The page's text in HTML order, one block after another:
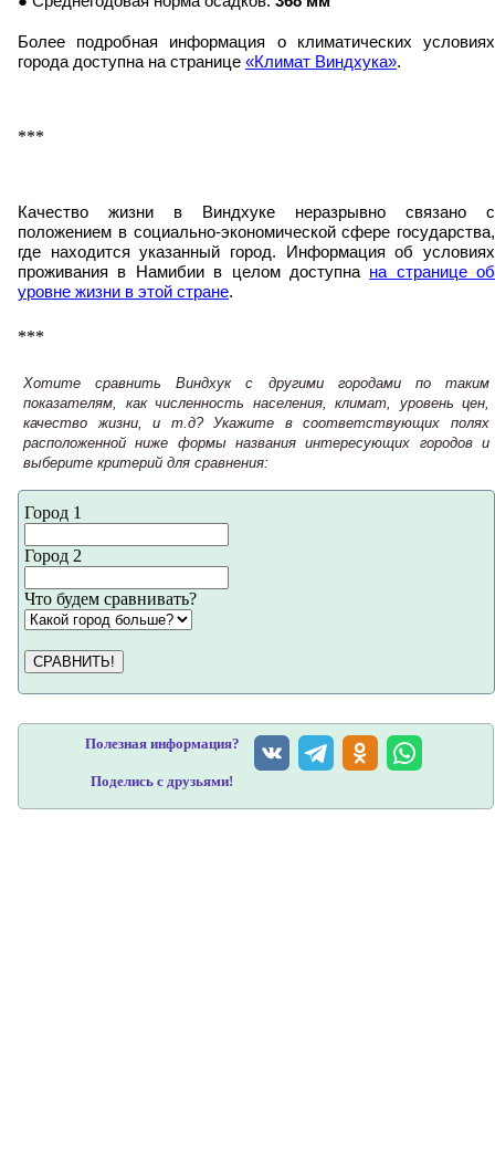
Более подробная информация о климатических условиях
города доступна на странице «Климат Виндхука».
***
Качество жизни в Виндхуке неразрывно связано с
положением в социально-экономической сфере государства,
где находится указанный город. Информация об условиях
проживания в Намибии в целом доступна на странице об
уровне жизни в этой стране.
***
Хотите сравнить Виндхук с другими городами по таким
показателям, как численность населения, климат, уровень цен,
качество жизни, и т.д? Укажите в соответствующих полях
расположенной ниже формы названия интересующих городов и
выберите критерий для сравнения:
Город 1
Город 2
Что будем сравнивать?
СРАВНИТЬ!
Полезная информация?
Поделись с друзьями!